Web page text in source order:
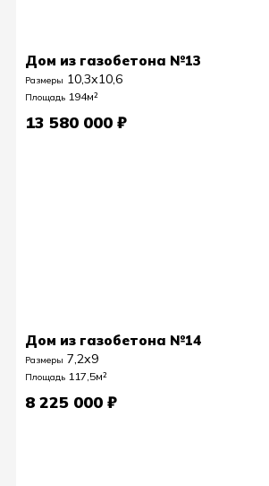
Дом из газобетона №13
Размеры 10,3х10,6
Площадь 194м²
13 580 000 ₽
Дом из газобетона №14
Размеры 7,2х9
Площадь 117,5м²
8 225 000 ₽